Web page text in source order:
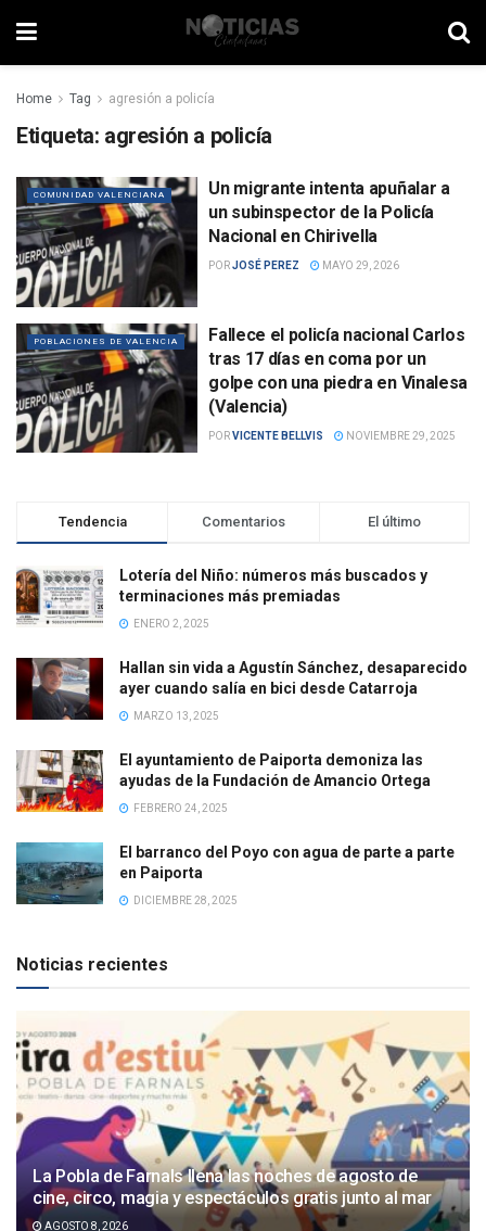
Home Tag agresión a policía
Etiqueta: agresión a policía
COMUNIDAD VALENCIANA
Un migrante intenta apuñalar a
un subinspector de la Policía
Nacional en Chirivella
PORJOSÉ PEREZ MAYO 29, 2026
POBLACIONES DE VALENCIA
Fallece el policía nacional Carlos
tras 17 días en coma por un
golpe con una piedra en Vinalesa
(Valencia)
PORVICENTE BELLVIS NOVIEMBRE 29, 2025
Tendencia Comentarios El último
Lotería del Niño: números más buscados y
terminaciones más premiadas
ENERO 2, 2025
Hallan sin vida a Agustín Sánchez, desaparecido
ayer cuando salía en bici desde Catarroja
MARZO 13, 2025
El ayuntamiento de Paiporta demoniza las
ayudas de la Fundación de Amancio Ortega
FEBRERO 24, 2025
El barranco del Poyo con agua de parte a parte
en Paiporta
DICIEMBRE 28, 2025
Noticias recientes
La Pobla de Farnals llena las noches de agosto de
cine, circo, magia y espectáculos gratis junto al mar
AGOSTO 8, 2026